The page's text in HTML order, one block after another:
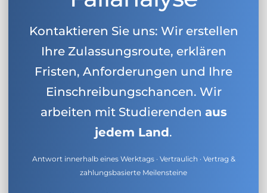
Kontaktieren Sie uns: Wir erstellen
Ihre Zulassungsroute, erklären
Fristen, Anforderungen und Ihre
Einschreibungschancen. Wir
arbeiten mit Studierenden aus
jedem Land.
Antwort innerhalb eines Werktags · Vertraulich · Vertrag &
zahlungsbasierte Meilensteine